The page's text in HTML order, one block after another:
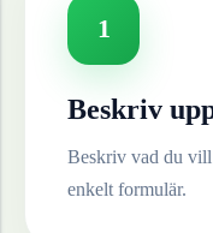
1
Beskriv
Beskriv vad du
enkelt formulär.